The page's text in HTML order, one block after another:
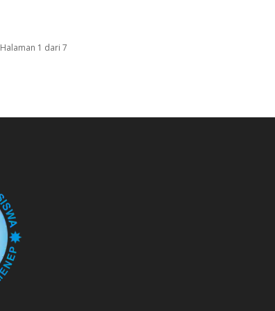
Halaman 1 dari 7